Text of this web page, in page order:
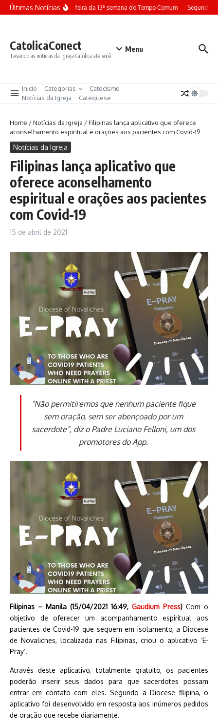
Ir para o conteúdo
Últimas NotíciasTerça-feira da 13ª semana do Tempo Comum Segunda-
CatolicaConect
Levando as noticias da Igreja Católica ate você.
Menu
Inicio Categorias
Catecismo
Notícias da Igreja
Catequese
Home /Notícias da Igreja /Filipinas lança aplicativo que oferece
aconselhamento espiritual e orações aos pacientes com Covid-19
Notícias da Igreja
Filipinas lança aplicativo que
oferece aconselhamento
espiritual e orações aos pacientes
com Covid-19
15 de abril de 2021
“Não permitiremos que nenhum paciente fique
sem oração, sem ser abençoado por um
sacerdote”, diz o Padre Luciano Felloni, um dos
promotores do App.
Filipinas – Manila (15/04/2021 16:49, Gaudium Press) Com o
objetivo de oferecer um acompanhamento espiritual aos
pacientes de Covid-19 que seguem em isolamento, a Diocese
de Novaliches, localizada nas Filipinas, criou o aplicativo ‘E-
Pray’.
Através deste aplicativo, totalmente gratuito, os pacientes
poderão inserir seus dados para que sacerdotes possam
entrar em contato com eles. Segundo a Diocese filipina, o
aplicativo foi desenvolvido em resposta aos inúmeros pedidos
de oração que recebe diariamente.